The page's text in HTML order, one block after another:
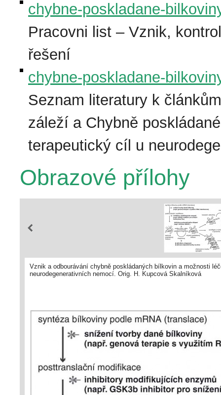
chybne-poskladane-
Pracovni list – Vznik,
řešení
chybne-poskladane-
Seznam literatury k
záleží a Chybně
terapeutický cíl u
Obrazové přílohy
Vznik a odbourávání chybně poskládaných bílkovin a možnosti
neurodegenerativních nemocí. Orig. H. Kupcová Skalníková